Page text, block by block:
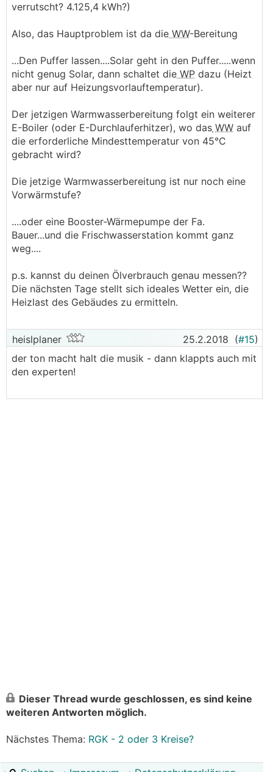
verrutscht? 4.125,4 kWh?)
Also, das Hauptproblem ist da die WW-Bereitung
...Den Puffer lassen....Solar geht in den Puffer.....wenn
nicht genug Solar, dann schaltet die WP dazu (Heizt
aber nur auf Heizungsvorlauftemperatur).
Der jetzigen Warmwasserbereitung folgt ein weiterer
E-Boiler (oder E-Durchlauferhitzer), wo das WW auf
die erforderliche Mindesttemperatur von 45°C
gebracht wird?
Die jetzige Warmwasserbereitung ist nur noch eine
Vorwärmstufe?
....oder eine Booster-Wärmepumpe der Fa.
Bauer...und die Frischwasserstation kommt ganz
weg....
p.s. kannst du deinen Ölverbrauch genau messen??
Die nächsten Tage stellt sich ideales Wetter ein, die
Heizlast des Gebäudes zu ermitteln.
heislplaner 25.2.2018 (#15)
der ton macht halt die musik - dann klappts auch mit
den experten!
Dieser Thread wurde geschlossen, es sind keine
weiteren Antworten möglich.
Nächstes Thema: RGK - 2 oder 3 Kreise?